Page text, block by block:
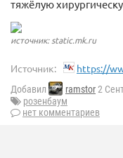
тяжёлую
источник: static.mk.ru
Источник: https://
Добавил ramstor2
розенбаум
нет комментариев